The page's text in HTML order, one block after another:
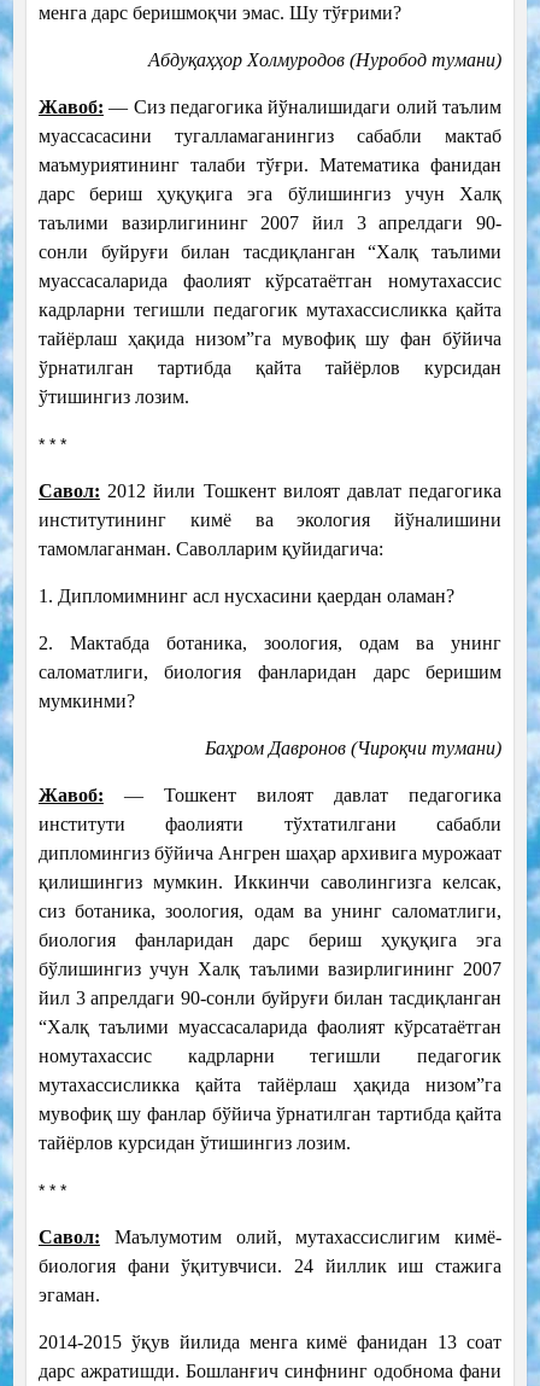
менга дарс беришмоқчи эмас. Шу тўғрими?
Абдуқаҳҳор Холмуродов (Нуробод тумани)
Жавоб: — Сиз педагогика йўналишидаги олий таълим
муассасасини тугалламаганингиз сабабли мактаб
маъмуриятининг талаби тўғри. Математика фанидан
дарс бериш ҳуқуқига эга бўлишингиз учун Халқ
таълими вазирлигининг 2007 йил 3 апрелдаги 90-
сонли буйруғи билан тасдиқланган “Халқ таълими
муассасаларида фаолият кўрсатаётган номутахассис
кадрларни тегишли педагогик мутахассисликка қайта
тайёрлаш ҳақида низом”га мувофиқ шу фан бўйича
ўрнатилган тартибда қайта тайёрлов курсидан
ўтишингиз лозим.
* * *
Савол: 2012 йили Тошкент вилоят давлат педагогика
институтининг кимё ва экология йўналишини
тамомлаганман. Саволларим қуйидагича:
1. Дипломимнинг асл нусхасини қаердан оламан?
2. Мактабда ботаника, зоология, одам ва унинг
саломатлиги, биология фанларидан дарс беришим
мумкинми?
Баҳром Давронов (Чироқчи тумани)
Жавоб: — Тошкент вилоят давлат педагогика
институти фаолияти тўхтатилгани сабабли
дипломингиз бўйича Ангрен шаҳар архивига мурожаат
қилишингиз мумкин. Иккинчи саволингизга келсак,
сиз ботаника, зоология, одам ва унинг саломатлиги,
биология фанларидан дарс бериш ҳуқуқига эга
бўлишингиз учун Халқ таълими вазирлигининг 2007
йил 3 апрелдаги 90-сонли буйруғи билан тасдиқланган
“Халқ таълими муассасаларида фаолият кўрсатаётган
номутахассис кадрларни тегишли педагогик
мутахассисликка қайта тайёрлаш ҳақида низом”га
мувофиқ шу фанлар бўйича ўрнатилган тартибда қайта
тайёрлов курсидан ўтишингиз лозим.
* * *
Савол: Маълумотим олий, мутахассислигим кимё-
биология фани ўқитувчиси. 24 йиллик иш стажига
эгаман.
2014-2015 ўқув йилида менга кимё фанидан 13 соат
дарс ажратишди. Бошланғич синфнинг одобнома фани